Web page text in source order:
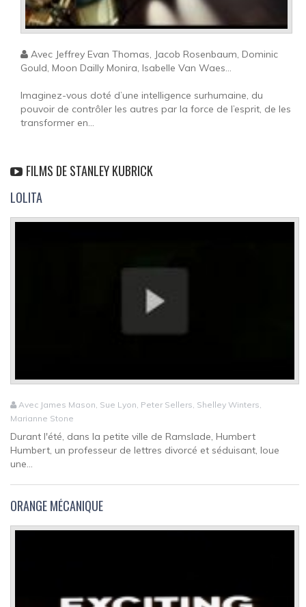
Avec Jeffrey Evan Thomas, Jacob Rosenbaum, Dominic
Gould, Moon Dailly Monira, Isabelle Van Waes...
Imaginez-vous doté d’une intelligence surhumaine, du
pouvoir de contrôler les autres par la force de l’esprit, de les
transformer en...
FILMS DE STANLEY KUBRICK
LOLITA
Avec James Mason, Sue Lyon, Peter Sellers, Shelley Winters,
Marianne Stone
Durant l'été, dans la petite ville de Ramslade, Humbert
Humbert, un professeur de lettres divorcé et séduisant, loue
une...
ORANGE MÉCANIQUE